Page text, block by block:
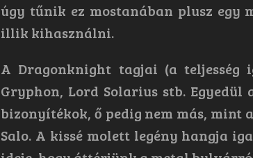
úgy tűnik ez mostanában plusz egy
illik kihasználni.
A Dragonknight tagjai (a teljesség
Gryphon, Lord Solarius stb.
bizonyítékok, ő pedig nem más, mint
Salo. A kissé molett legény hangja